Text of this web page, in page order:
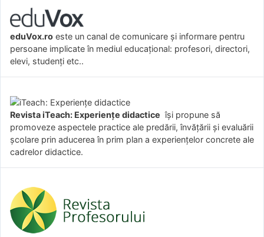
eduVox.ro este un canal de comunicare și informare pentru
persoane implicate în mediul educațional: profesori, directori,
elevi, studenți etc..
Revista iTeach: Experienţe didactice îşi propune să
promoveze aspectele practice ale predării, învăţării şi evaluării
şcolare prin aducerea în prim plan a experienţelor concrete ale
cadrelor didactice.